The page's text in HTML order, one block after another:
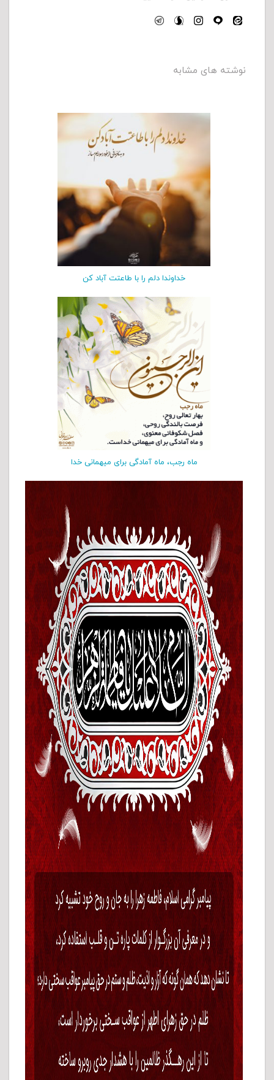
نوشته های مشابه
خداوندا دلم را با طاعتت آباد کن
ماه رجب، ماه آمادگی برای میهمانی خدا